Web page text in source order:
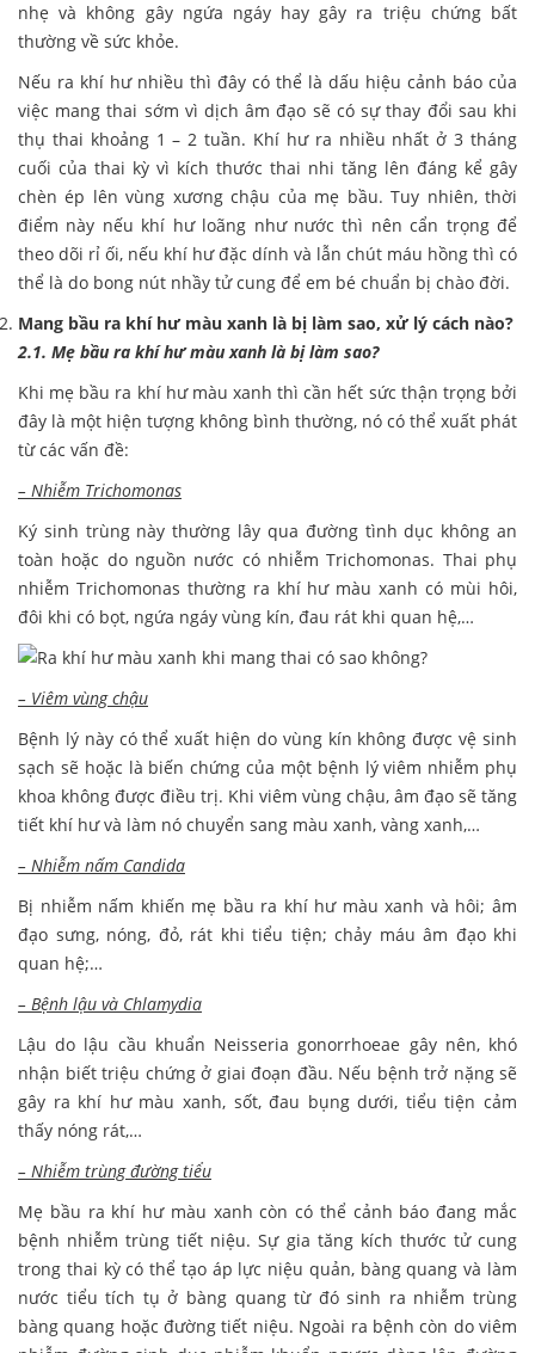
nhẹ và không gây ngứa ngáy hay gây ra triệu chứng bất
thường về sức khỏe.
Nếu ra khí hư nhiều thì đây có thể là dấu hiệu cảnh báo của
việc mang thai sớm vì dịch âm đạo sẽ có sự thay đổi sau khi
thụ thai khoảng 1 – 2 tuần. Khí hư ra nhiều nhất ở 3 tháng
cuối của thai kỳ vì kích thước thai nhi tăng lên đáng kể gây
chèn ép lên vùng xương chậu của mẹ bầu. Tuy nhiên, thời
điểm này nếu khí hư loãng như nước thì nên cẩn trọng để
theo dõi rỉ ối, nếu khí hư đặc dính và lẫn chút máu hồng thì có
thể là do bong nút nhầy tử cung để em bé chuẩn bị chào đời.
Mang bầu ra khí hư màu xanh là bị làm sao, xử lý cách nào?
2.1. Mẹ bầu ra khí hư màu xanh là bị làm sao?
Khi mẹ bầu ra khí hư màu xanh thì cần hết sức thận trọng bởi
đây là một hiện tượng không bình thường, nó có thể xuất phát
từ các vấn đề:
– Nhiễm Trichomonas
Ký sinh trùng này thường lây qua đường tình dục không an
toàn hoặc do nguồn nước có nhiễm Trichomonas. Thai phụ
nhiễm Trichomonas thường ra khí hư màu xanh có mùi hôi,
đôi khi có bọt, ngứa ngáy vùng kín, đau rát khi quan hệ,…
– Viêm vùng chậu
Bệnh lý này có thể xuất hiện do vùng kín không được vệ sinh
sạch sẽ hoặc là biến chứng của một bệnh lý viêm nhiễm phụ
khoa không được điều trị. Khi viêm vùng chậu, âm đạo sẽ tăng
tiết khí hư và làm nó chuyển sang màu xanh, vàng xanh,…
– Nhiễm nấm Candida
Bị nhiễm nấm khiến mẹ bầu ra khí hư màu xanh và hôi; âm
đạo sưng, nóng, đỏ, rát khi tiểu tiện; chảy máu âm đạo khi
quan hệ;…
– Bệnh lậu và Chlamydia
Lậu do lậu cầu khuẩn Neisseria gonorrhoeae gây nên, khó
nhận biết triệu chứng ở giai đoạn đầu. Nếu bệnh trở nặng sẽ
gây ra khí hư màu xanh, sốt, đau bụng dưới, tiểu tiện cảm
thấy nóng rát,…
– Nhiễm trùng đường tiểu
Mẹ bầu ra khí hư màu xanh còn có thể cảnh báo đang mắc
bệnh nhiễm trùng tiết niệu. Sự gia tăng kích thước tử cung
trong thai kỳ có thể tạo áp lực niệu quản, bàng quang và làm
nước tiểu tích tụ ở bàng quang từ đó sinh ra nhiễm trùng
bàng quang hoặc đường tiết niệu. Ngoài ra bệnh còn do viêm